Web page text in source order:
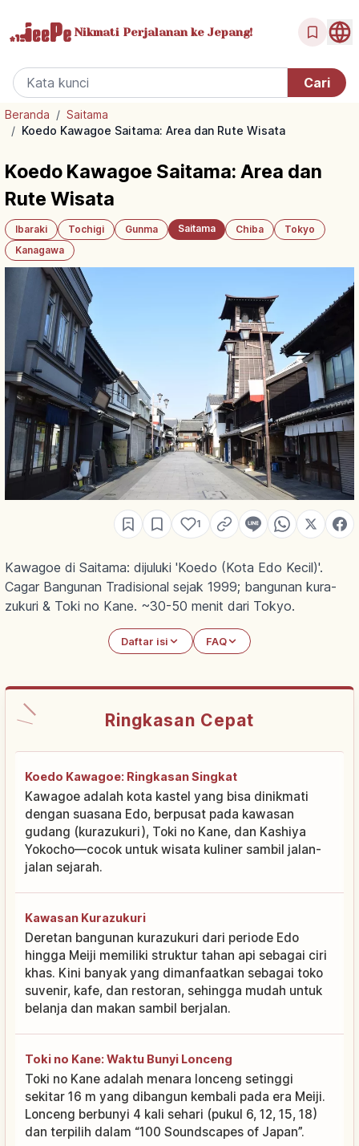
Nikmati Perjalanan ke Jepang!
Beranda / Saitama
/ Koedo Kawagoe Saitama: Area dan Rute Wisata
Koedo Kawagoe Saitama: Area dan
Rute Wisata
Ibaraki Tochigi Gunma Saitama Chiba
Tokyo
Kanagawa
1
Kawagoe di Saitama: dijuluki 'Koedo (Kota Edo Kecil)'.
Cagar Bangunan Tradisional sejak 1999; bangunan kura-
zukuri & Toki no Kane. ~30-50 menit dari Tokyo.
Daftar isi FAQ
Ringkasan Cepat
Koedo Kawagoe: Ringkasan Singkat
Kawagoe adalah kota kastel yang bisa dinikmati
dengan suasana Edo, berpusat pada kawasan
gudang (kurazukuri), Toki no Kane, dan Kashiya
Yokocho—cocok untuk wisata kuliner sambil jalan-
jalan sejarah.
Kawasan Kurazukuri
Deretan bangunan kurazukuri dari periode Edo
hingga Meiji memiliki struktur tahan api sebagai ciri
khas. Kini banyak yang dimanfaatkan sebagai toko
suvenir, kafe, dan restoran, sehingga mudah untuk
belanja dan makan sambil berjalan.
Toki no Kane: Waktu Bunyi Lonceng
Toki no Kane adalah menara lonceng setinggi
sekitar 16 m yang dibangun kembali pada era Meiji.
Lonceng berbunyi 4 kali sehari (pukul 6, 12, 15, 18)
dan terpilih dalam “100 Soundscapes of Japan”.